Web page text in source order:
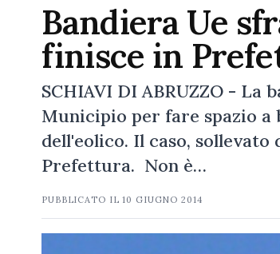
Bandiera Ue
finisce in
SCHIAVI DI ABRUZZO -
Municipio per fare spazio
dell'eolico. Il caso,
Prefettura. Non è…
PUBBLICATO IL10 GIUGNO 2014